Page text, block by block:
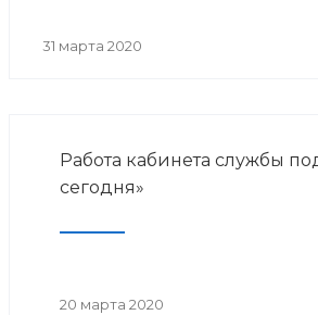
31 марта 2020
Работа кабинета службы
сегодня»
20 марта 2020